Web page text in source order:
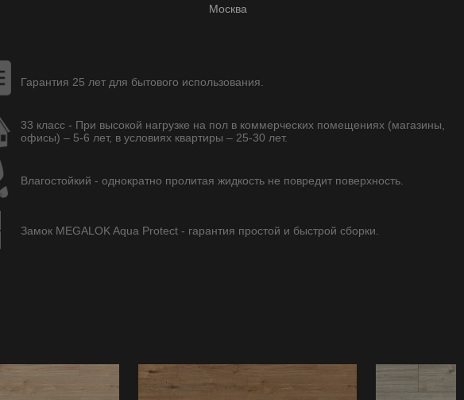
Москва
Гарантия 25 лет для бытового использования.
33 класс - При высокой нагрузке на пол в коммерческих помещениях (магазины,
офисы) – 5-6 лет, в условиях квартиры – 25-30 лет.
Влагостойкий - однократно пролитая жидкость не повредит поверхность.
Замок MEGALOK Aqua Protect - гарантия простой и быстрой сборки.